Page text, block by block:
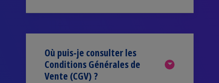
Où puis-je consulter les
Conditions Générales de
Vente (CGV) ?